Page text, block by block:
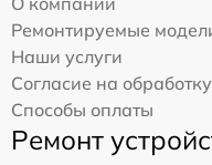
Ремонтируемые
Наши услуги
Согласие на
Способы оплаты
Ремонт